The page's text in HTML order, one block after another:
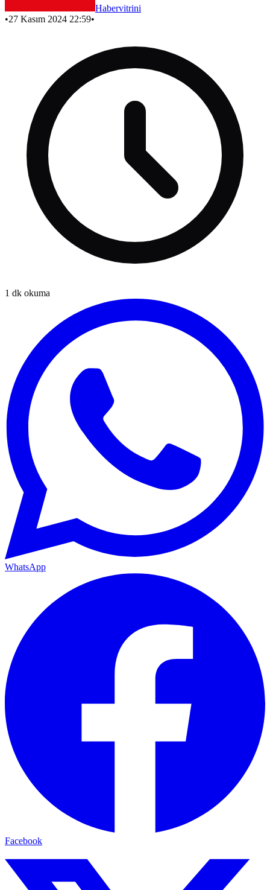
Habervitrini
•27 Kasım 2024 22:59•
1 dk okuma
WhatsApp
Facebook